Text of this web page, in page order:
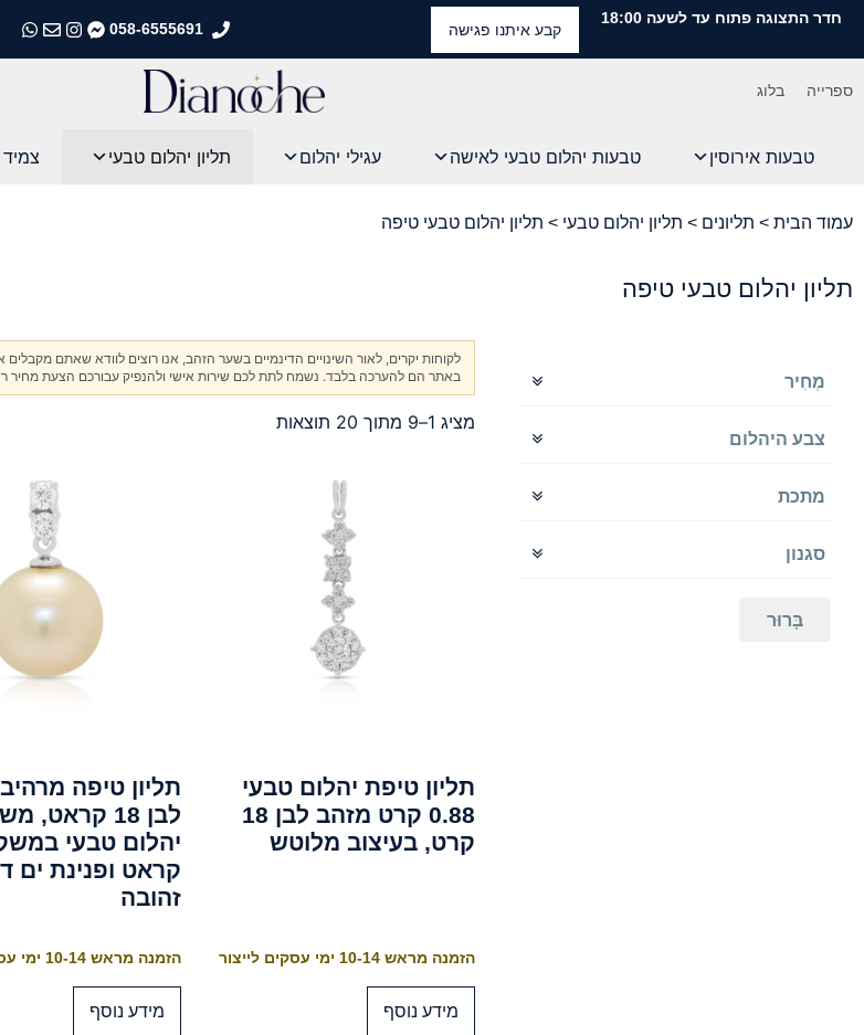
חדר התצוגה פתוח עד לשעה 18:00
קבע איתנו פגישה 058-6555691
התקשרו אלינו
התקשרו אלינו
התקשרו
ספרייה בלוג
טבעות אירוסין טבעות יהלום טבעי לאישה עגילי יהלום תליון יהלום טבעי
עמוד הבית > תליונים > תליון יהלום טבעי > תליון יהלום טבעי טיפה
תליון יהלום טבעי טיפה
מְחִיר
צבע היהלום
G-H
H-I
I-J
מתכת
זהב לבן 14
זהב צהוב 18
סגנון
בָּרוּר
לקוחות יקרים, לאור השינויים הדינמיים בשער הזהב, אנו רוצים לוודא שאתם
באתר הם להערכה בלבד. נשמח לתת לכם שירות אישי ולהנפיק עבורכם הצעת מחיר
מציג 1–9 מתוך 20 תוצאות
תליון טיפת יהלום טבעי
0.88 קרט מזהב לבן 18
קרט, בעיצוב מלוטש
הזמנה מראש 10-14 ימי עסקים לייצור
מידע נוסף
תליון טיפה
לבן 18 קראט,
קראט ופנינת ים
זהובה
הזמנה מראש 10-14 ימי עסקים לייצור
מידע נוסף